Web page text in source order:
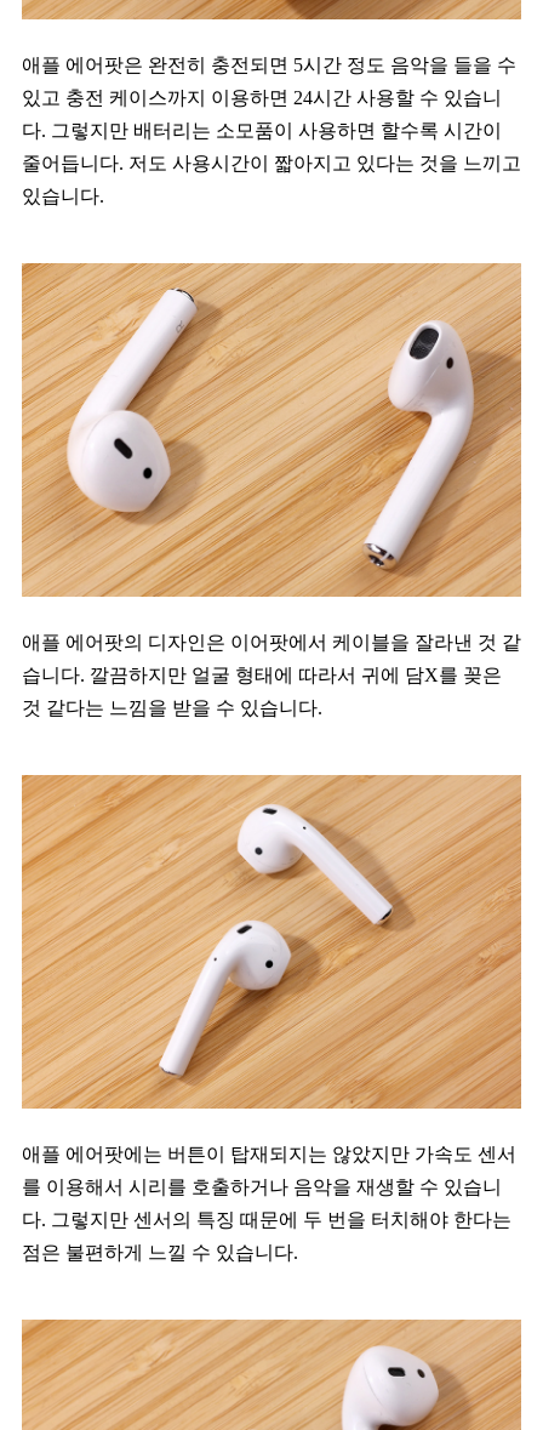
애플 에어팟은 완전히 충전되면 5시간 정도 음악을 들을 수
있고 충전 케이스까지 이용하면 24시간 사용할 수 있습니
다. 그렇지만 배터리는 소모품이 사용하면 할수록 시간이
줄어듭니다. 저도 사용시간이 짧아지고 있다는 것을 느끼고
있습니다.
애플 에어팟의 디자인은 이어팟에서 케이블을 잘라낸 것 같
습니다. 깔끔하지만 얼굴 형태에 따라서 귀에 담X를 꽂은
것 같다는 느낌을 받을 수 있습니다.
애플 에어팟에는 버튼이 탑재되지는 않았지만 가속도 센서
를 이용해서 시리를 호출하거나 음악을 재생할 수 있습니
다. 그렇지만 센서의 특징 때문에 두 번을 터치해야 한다는
점은 불편하게 느낄 수 있습니다.